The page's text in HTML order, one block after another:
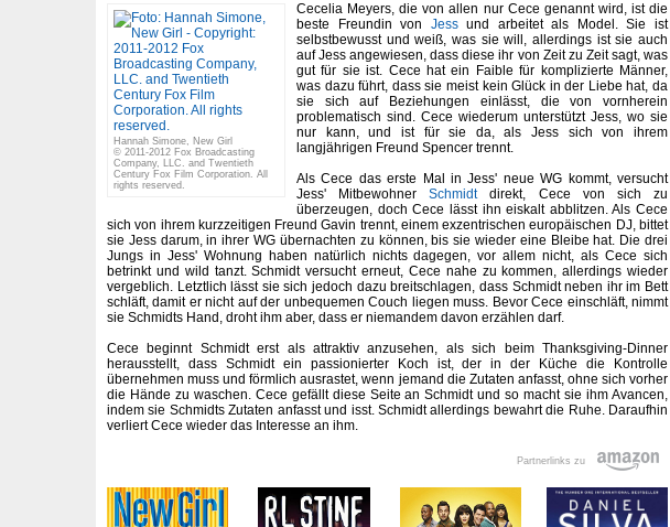
Hannah Simone, New Girl
© 2011-2012 Fox Broadcasting
Company, LLC. and Twentieth
Century Fox Film Corporation. All
rights reserved.
Cecelia Meyers, die von allen nur Cece genannt wird, ist die
beste Freundin von Jessund arbeitet als Model. Sie ist
selbstbewusst und weiß, was sie will, allerdings ist sie auch
auf Jess angewiesen, dass diese ihr von Zeit zu Zeit sagt, was
gut für sie ist. Cece hat ein Faible für komplizierte Männer,
was dazu führt, dass sie meist kein Glück in der Liebe hat, da
sie sich auf Beziehungen einlässt, die von vornherein
problematisch sind. Cece wiederum unterstützt Jess, wo sie
nur kann, und ist für sie da, als Jess sich von ihrem
langjährigen Freund Spencer trennt.
Als Cece das erste Mal in Jess' neue WG kommt, versucht
Jess' MitbewohnerSchmidtdirekt, Cece von sich zu
überzeugen, doch Cece lässt ihn eiskalt abblitzen. Als Cece
sich von ihrem kurzzeitigen Freund Gavin trennt, einem exzentrischen europäischen DJ, bittet
sie Jess darum, in ihrer WG übernachten zu können, bis sie wieder eine Bleibe hat. Die drei
Jungs in Jess' Wohnung haben natürlich nichts dagegen, vor allem nicht, als Cece sich
betrinkt und wild tanzt. Schmidt versucht erneut, Cece nahe zu kommen, allerdings wieder
vergeblich. Letztlich lässt sie sich jedoch dazu breitschlagen, dass Schmidt neben ihr im Bett
schläft, damit er nicht auf der unbequemen Couch liegen muss. Bevor Cece einschläft, nimmt
sie Schmidts Hand, droht ihm aber, dass er niemandem davon erzählen darf.
Cece beginnt Schmidt erst als attraktiv anzusehen, als sich beim Thanksgiving-Dinner
herausstellt, dass Schmidt ein passionierter Koch ist, der in der Küche die Kontrolle
übernehmen muss und förmlich ausrastet, wenn jemand die Zutaten anfasst, ohne sich vorher
die Hände zu waschen. Cece gefällt diese Seite an Schmidt und so macht sie ihm Avancen,
indem sie Schmidts Zutaten anfasst und isst. Schmidt allerdings bewahrt die Ruhe. Daraufhin
verliert Cece wieder das Interesse an ihm.
Partnerlinks zu